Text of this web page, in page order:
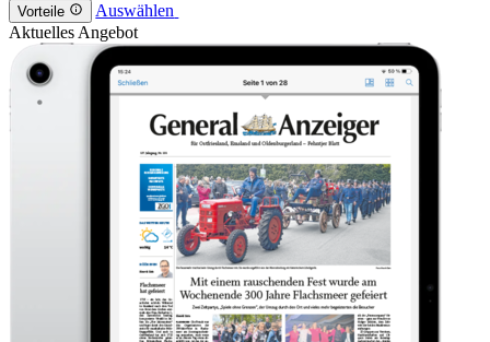
Vorteile
Auswählen
Aktuelles Angebot